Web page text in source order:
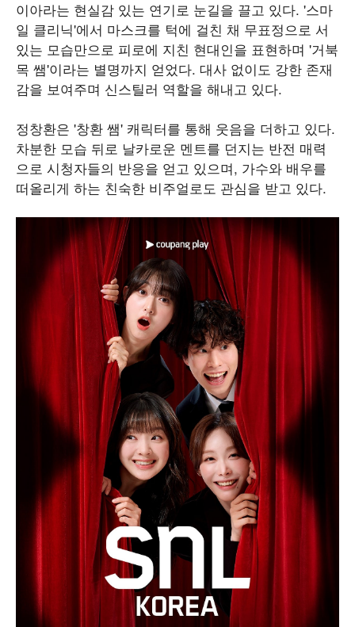
이아라는 현실감 있는 연기로 눈길을 끌고 있다. '스마
일 클리닉'에서 마스크를 턱에 걸친 채 무표정으로 서
있는 모습만으로 피로에 지친 현대인을 표현하며 '거북
목 쌤'이라는 별명까지 얻었다. 대사 없이도 강한 존재
감을 보여주며 신스틸러 역할을 해내고 있다.
정창환은 '창환 쌤' 캐릭터를 통해 웃음을 더하고 있다.
차분한 모습 뒤로 날카로운 멘트를 던지는 반전 매력
으로 시청자들의 반응을 얻고 있으며, 가수와 배우를
떠올리게 하는 친숙한 비주얼로도 관심을 받고 있다.